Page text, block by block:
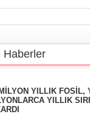
Haberler
YILLIK FOSİL,
YILLIK